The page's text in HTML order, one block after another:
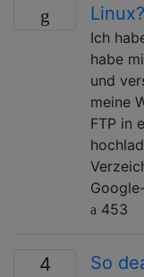
Linux?
Ich
habe
und
meine
FTP in
453
4
So